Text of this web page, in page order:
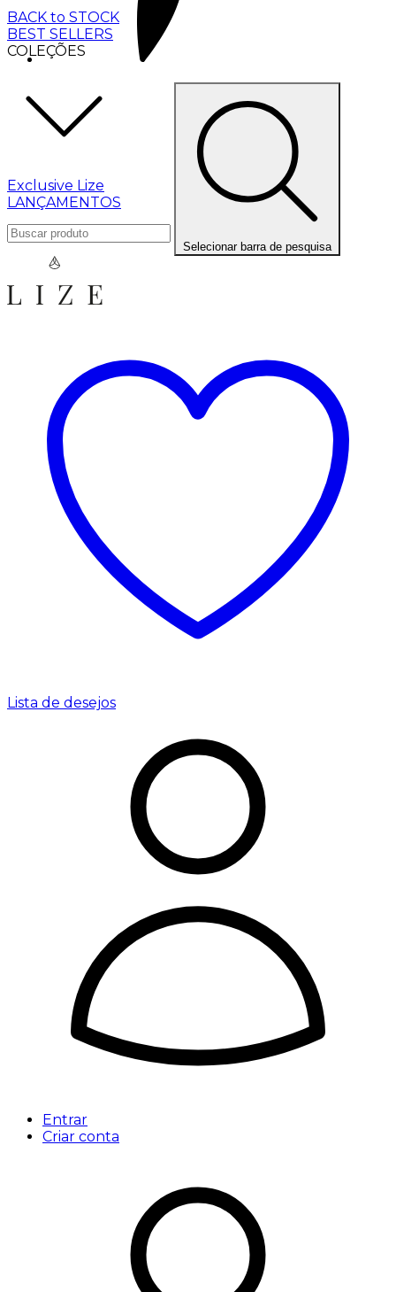
BACK to STOCK
BEST SELLERS
COLEÇÕES
Exclusive Lize
LANÇAMENTOS
Selecionar barra de pesquisa
Lista de desejos
Entrar
Criar conta